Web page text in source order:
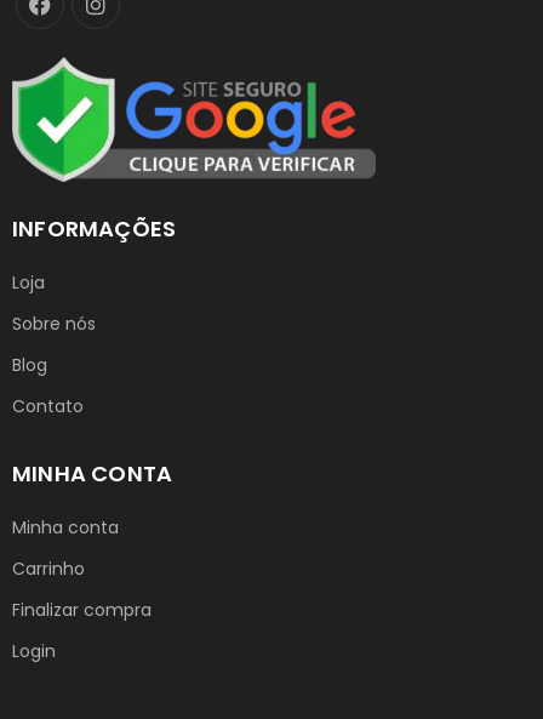
INFORMAÇÕES
Loja
Sobre nós
Blog
Contato
MINHA CONTA
Minha conta
Carrinho
Finalizar compra
Login